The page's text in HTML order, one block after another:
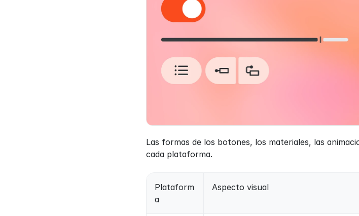
Las formas de los botones, los materiales, las
cada plataforma.
Plataform
a
Aspecto visual